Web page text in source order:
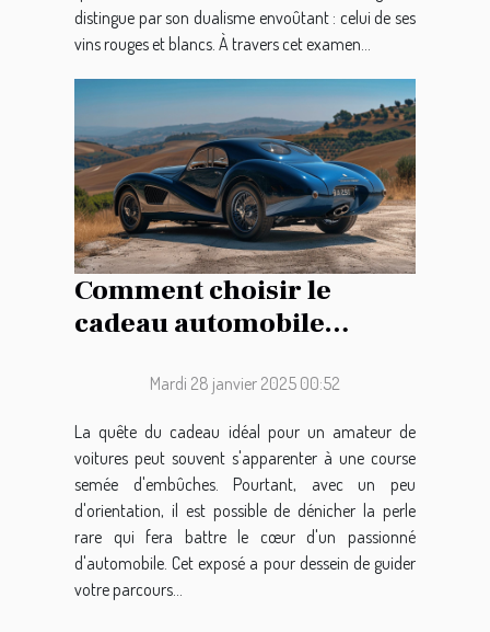
distingue par son dualisme envoûtant : celui de ses
vins rouges et blancs. À travers cet examen...
Comment choisir le
cadeau automobile
passionnés de voitures
Mardi 28 janvier 2025 00:52
La quête du cadeau idéal pour un amateur de
voitures peut souvent s'apparenter à une course
semée d'embûches. Pourtant, avec un peu
d'orientation, il est possible de dénicher la perle
rare qui fera battre le cœur d'un passionné
d'automobile. Cet exposé a pour dessein de guider
votre parcours...